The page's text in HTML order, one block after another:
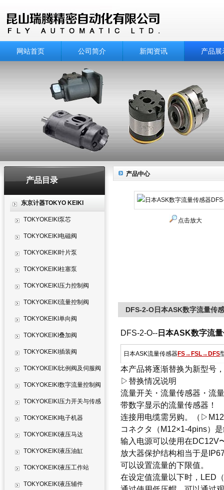
网站首页 公司简介 新闻资讯 产品展
产品目录
东京计器TOKYO KEIKI
TOKYOKEIKI泵芯
TOKYOKEIKI电磁阀
TOKYOKEIKI叶片泵
TOKYOKEIKI柱塞泵
TOKYOKEIKI压力控制阀
TOKYOKEIKI流量控制阀
TOKYOKEIKI单向阀
TOKYOKEIKI叠加阀
TOKYOKEIKI插装阀
TOKYOKEIKI比例阀及伺服阀
TOKYOKEIKI数字流量控制阀
TOKYOKEIKI压力开关与传感
器 TOKYOKEIKI电子机器
TOKYOKEIKI液压马达
TOKYOKEIKI液压油缸
TOKYOKEIKI液压工作站
TOKYOKEIKI液压辅件
产品中心
点击放大
DFS-2-O日本ASK数字流量传
DFS-2-O-- 日本ASK数字流
日本ASK流量传感器FS→FSL→DFS
本产品将逐渐替换为新型号
▷替换情况说明
流量开关・流量传感器・流
带数字显示的流量传感器！
连接用电缆需另购。（ ▷
コネクタ（M12×1-4pins）
输入电源可以使用在DC12V
放大器保护结构相当于是
可以设置流量的下限值。
在设定值流量以下时，LED